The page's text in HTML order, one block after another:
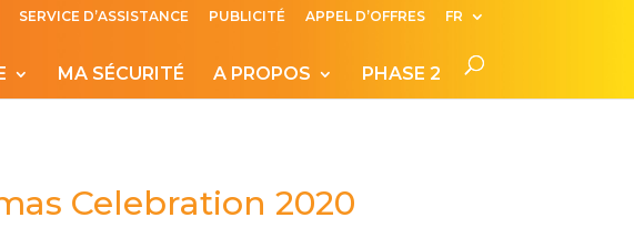
SERVICE D’ASSISTANCE PUBLICITÉ APPEL D’OFFRES FR
MA SÉCURITÉ A PROPOS PHASE 2
Celebration 2020